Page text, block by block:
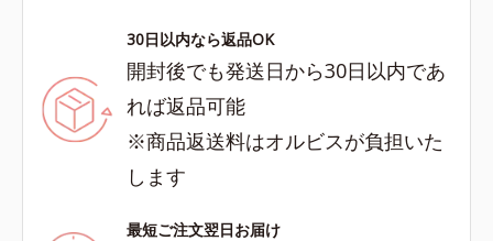
30日以内なら返品OK
開封後でも発送日から30日以内であ
れば返品可能
※商品返送料はオルビスが負担いた
します
最短ご注文翌日お届け